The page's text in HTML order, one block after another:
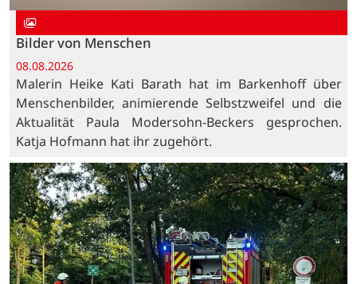
Bilder von Menschen
08.08.2026
Malerin Heike Kati Barath hat im Barkenhoff über
Menschenbilder, animierende Selbstzweifel und die
Aktualität Paula Modersohn-Beckers gesprochen.
Katja Hofmann hat ihr zugehört.